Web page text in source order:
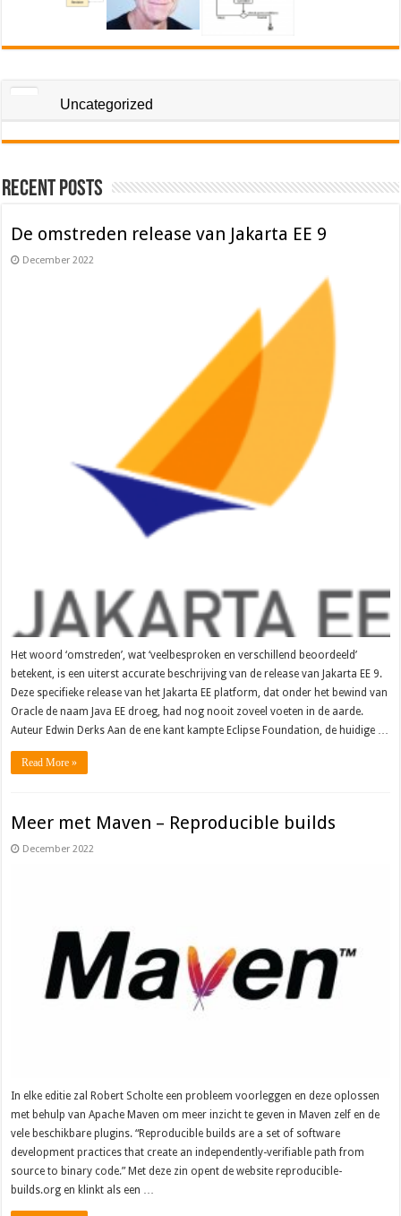
Uncategorized
Recent Posts
De omstreden release van Jakarta EE 9
December 2022
Het woord ‘omstreden’, wat ‘veelbesproken en verschillend beoordeeld’
betekent, is een uiterst accurate beschrijving van de release van Jakarta EE 9.
Deze specifieke release van het Jakarta EE platform, dat onder het bewind van
Oracle de naam Java EE droeg, had nog nooit zoveel voeten in de aarde.
Auteur Edwin Derks Aan de ene kant kampte Eclipse Foundation, de huidige …
Read More »
Meer met Maven – Reproducible builds
December 2022
In elke editie zal Robert Scholte een probleem voorleggen en deze oplossen
met behulp van Apache Maven om meer inzicht te geven in Maven zelf en de
vele beschikbare plugins. “Reproducible builds are a set of software
development practices that create an independently-verifiable path from
source to binary code.” Met deze zin opent de website reproducible-
builds.org en klinkt als een …